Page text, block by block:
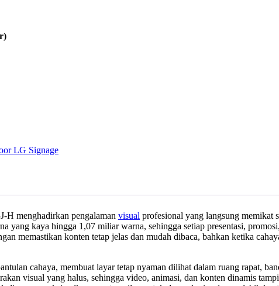
LG Signage
H menghadirkan pengalaman visual profesional yang langsung memikat
yang kaya hingga 1,07 miliar warna, sehingga setiap presentasi,
memastikan konten tetap jelas dan mudah dibaca, bahkan ketika
cahaya, membuat layar tetap nyaman dilihat dalam ruang rapat,
visual yang halus, sehingga video, animasi, dan konten dinamis